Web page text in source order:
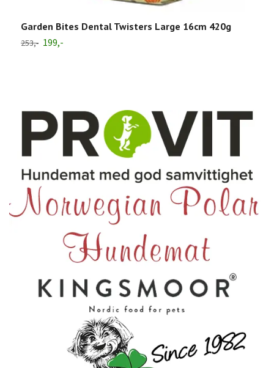
Garden Bites Dental Twisters Large 16cm 420g
253,- 199,-